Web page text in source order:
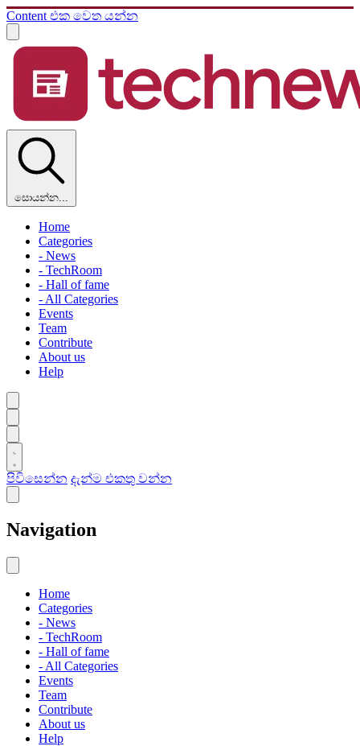
Content එක වෙත යන්න
සොයන්න...
Home
Categories
- News
- TechRoom
- Hall of fame
- All Categories
Events
Team
Contribute
About us
Help
පිවිසෙන්න දැන්ම එකතු වන්න
Navigation
Home
Categories
- News
- TechRoom
- Hall of fame
- All Categories
Events
Team
Contribute
About us
Help